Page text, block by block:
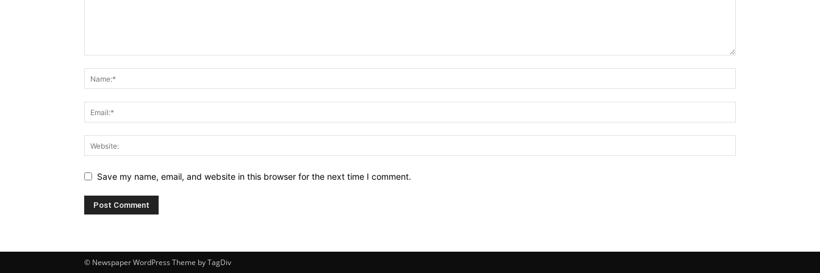
Save my name, email, and website in this browser for the next time I comment.
© Newspaper WordPress Theme by TagDiv